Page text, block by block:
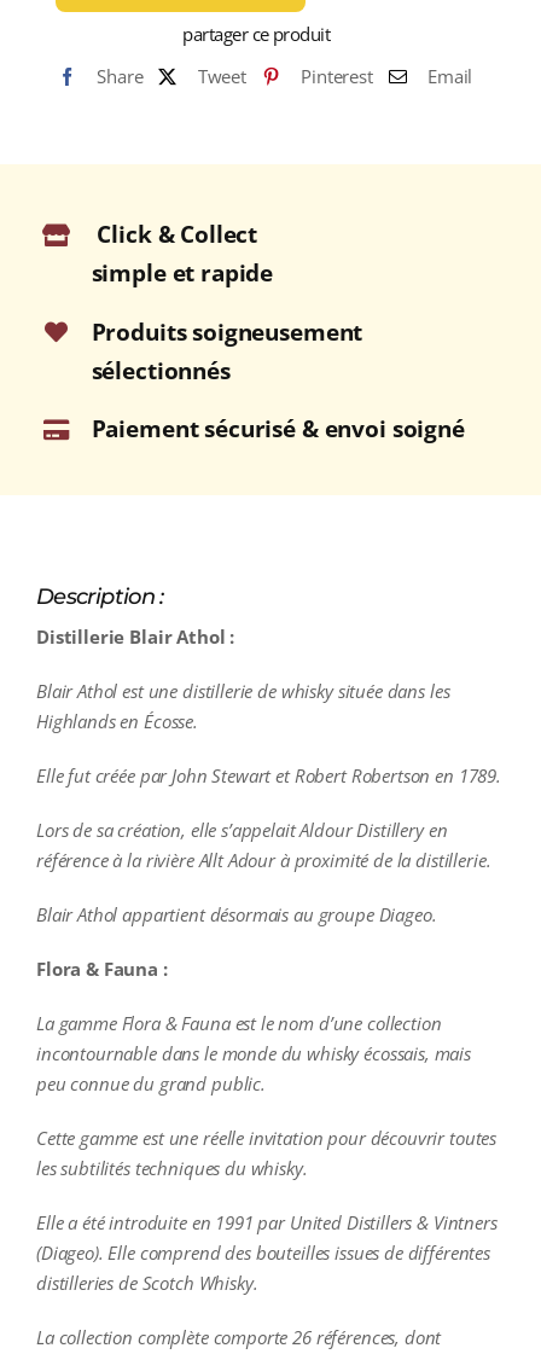
partager ce produit
Share
Tweet Pinterest Email
Click & Collect
simple et rapide
Produits soigneusement
sélectionnés
Paiement sécurisé & envoi soigné
Description :
Distillerie Blair Athol :
Blair Athol est une distillerie de whisky située dans les
Highlands en Écosse.
Elle fut créée par John Stewart et Robert Robertson en 1789.
Lors de sa création, elle s’appelait Aldour Distillery en
référence à la rivière Allt Adour à proximité de la distillerie.
Blair Athol appartient désormais au groupe Diageo.
Flora & Fauna :
La gamme Flora & Fauna est le nom d’une collection
incontournable dans le monde du whisky écossais, mais
peu connue du grand public.
Cette gamme est une réelle invitation pour découvrir toutes
les subtilités techniques du whisky.
Elle a été introduite en 1991 par United Distillers & Vintners
(Diageo). Elle comprend des bouteilles issues de différentes
distilleries de Scotch Whisky.
La collection complète comporte 26 références, dont